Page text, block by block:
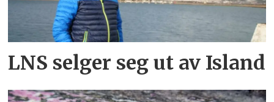
LNS selger seg ut av Island